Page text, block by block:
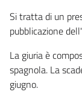
Si tratta di un
pubblicazione
La giuria è
spagnola. La
giugno.